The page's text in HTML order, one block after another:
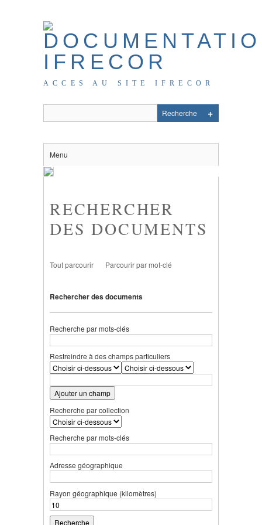
ACCES AU SITE IFRECOR
Menu
RECHERCHER
DES DOCUMENTS
Tout parcourir Parcourir par mot-clé
Rechercher des documents
Recherche par mots-clés
Restreindre à des champs particuliers
Ajouter un champ
Recherche par collection
Recherche par mots-clés
Adresse géographique
Rayon géographique (kilomètres)